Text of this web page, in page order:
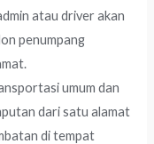
atau driver akan
penumpang
umum dan
dari satu alamat
di tempat